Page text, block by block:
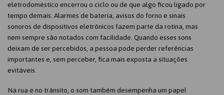
eletrodoméstico encerrou o ciclo ou de que algo ficou ligado por
tempo demais. Alarmes de bateria, avisos do forno e sinais
sonoros de dispositivos eletrônicos fazem parte da rotina, mas
nem sempre são notados com facilidade. Quando esses sons
deixam de ser percebidos, a pessoa pode perder referências
importantes e, sem perceber, fica mais exposta a situações
evitáveis.
Na rua e no trânsito, o som também desempenha um papel